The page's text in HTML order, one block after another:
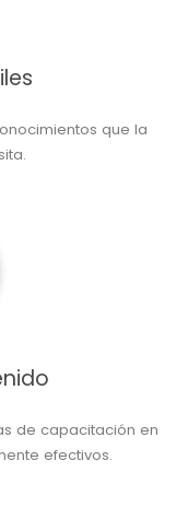
que la
de capacitación en
efectivos.